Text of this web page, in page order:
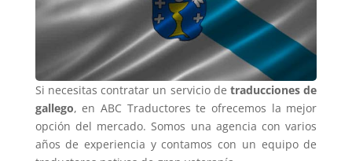
Si necesitas contratar un servicio de traducciones de
gallego, en ABC Traductores te ofrecemos la mejor
opción del mercado. Somos una agencia con varios
años de experiencia y contamos con un equipo de